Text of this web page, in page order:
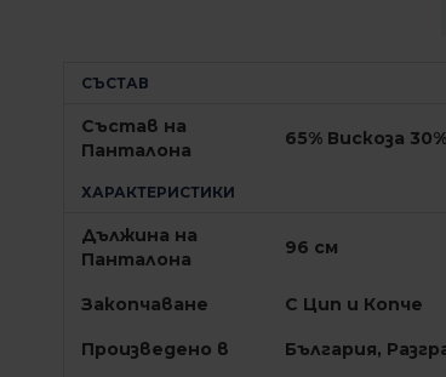
СЪСТАВ
Състав на
Панталона
65% Вискоза
ХАРАКТЕРИСТИКИ
Дължина на
Панталона
96 см
Закопчаване С Цип и Копче
Произведено в България,